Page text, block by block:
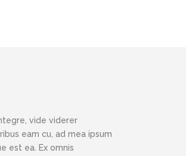
vide viderer
eam cu, ad mea ipsum
est ea. Ex omnis